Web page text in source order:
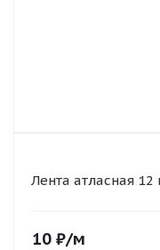
Лента атласная
10 ₽/м